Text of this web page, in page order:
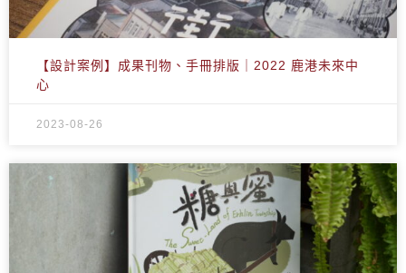
【設計案例】成果刊物、手冊排版｜2022 鹿港未來中
心
2023-08-26